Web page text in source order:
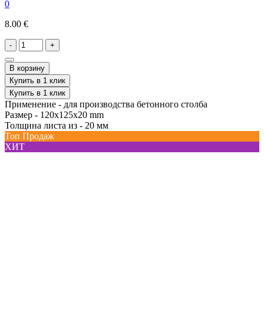
0
8.00 €
- +
В корзину
Купить в 1 клик
Купить в 1 клик
Применение - для производства бетонного столба
Размер - 120x125x20 mm
Толщина листа из - 20 мм
Топ Продаж
ХИТ